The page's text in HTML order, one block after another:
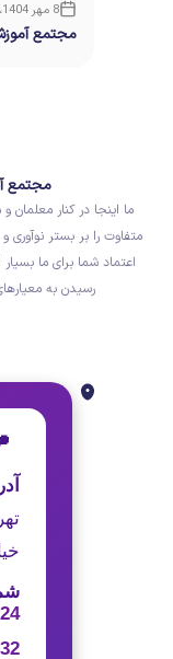
8 مهر 1404، ساعت 13:27
مجتمع
مجتمع
ما اینجا در کنار معلمان
متفاوت را بر بستر نوآوری
اعتماد شما برای ما
رسیدن به